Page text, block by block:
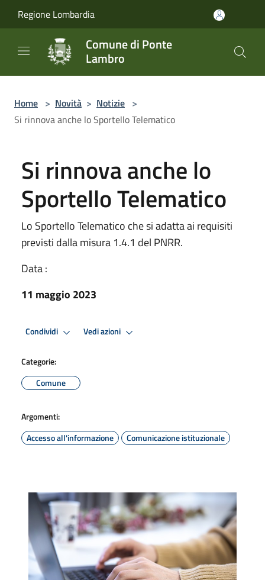
Regione Lombardia
Comune di Ponte
Lambro
Home > Novità > Notizie >
Si rinnova anche lo Sportello Telematico
Si rinnova anche lo
Sportello Telematico
Lo Sportello Telematico che si adatta ai requisiti
previsti dalla misura 1.4.1 del PNRR.
Data :
11 maggio 2023
Condividi Vedi azioni
Categorie:
Comune
Argomenti:
Accesso all'informazione
Comunicazione istituzionale